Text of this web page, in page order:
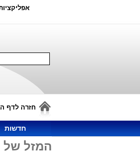
חזרה לדף
חדשות
המזל של